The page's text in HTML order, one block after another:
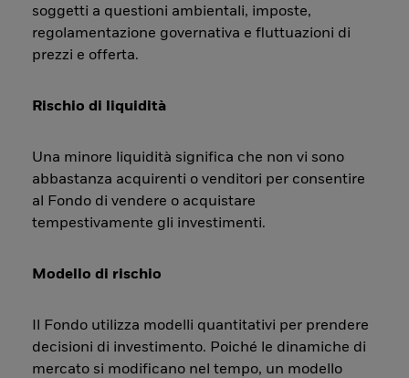
soggetti a questioni ambientali, imposte,
regolamentazione governativa e fluttuazioni di
prezzi e offerta.
Rischio di liquidità
Una minore liquidità significa che non vi sono
abbastanza acquirenti o venditori per consentire
al Fondo di vendere o acquistare
tempestivamente gli investimenti.
Modello di rischio
Il Fondo utilizza modelli quantitativi per prendere
decisioni di investimento. Poiché le dinamiche di
mercato si modificano nel tempo, un modello